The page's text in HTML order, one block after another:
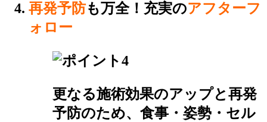
再発予防も万全！充実のアフターフ
ォロー
更なる施術効果のアップと再発
予防のため、食事・姿勢・セル